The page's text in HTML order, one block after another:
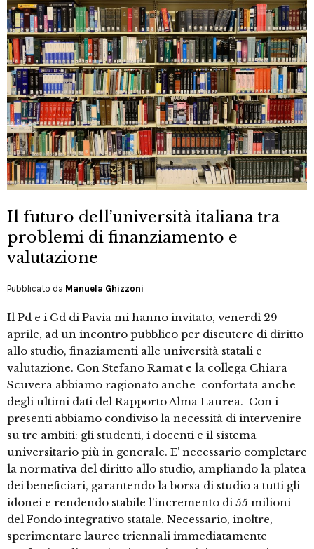
Il futuro dell’‎università‬ italiana tra
problemi di finanziamento e
valutazione
Pubblicato da Manuela Ghizzoni
Il Pd e i Gd di Pavia mi hanno invitato, venerdì 29
aprile, ad un incontro pubblico per discutere di diritto
allo studio, finaziamenti alle università statali e
valutazione. Con Stefano Ramat e la collega Chiara
Scuvera abbiamo ragionato anche confortata anche
degli ultimi dati del Rapporto Alma Laurea. Con i
presenti abbiamo condiviso la necessità di intervenire
su tre ambiti: gli studenti, i docenti e il sistema
universitario più in generale. E’ necessario completare
la normativa del diritto allo studio, ampliando la platea
dei beneficiari, garantendo la borsa di studio a tutti gli
idonei e rendendo stabile l’incremento di 55 milioni
del Fondo integrativo statale. Necessario, inoltre,
sperimentare lauree triennali immediatamente